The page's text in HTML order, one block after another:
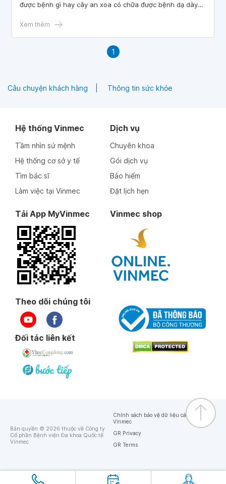
được bệnh gì hay cây an xoa có chữa được bệnh dạ dày
có công dụng gì.
Xem thêm
1
Câu chuyện khách hàng Thông tin sức khỏe
Hệ thống Vinmec
Tầm nhìn sứ mệnh
Hệ thống cơ sở y tế
Tìm bác sĩ
Làm việc tại Vinmec
Dịch vụ
Chuyên khoa
Gói dịch vụ
Bảo hiểm
Đặt lịch hẹn
Tải App MyVinmec Vinmec shop
Theo dõi chúng tôi
Đối tác liên kết
Bản quyền © 2026 thuộc về Công ty
Cổ phần Bệnh viện Đa khoa Quốc tế
Vinmec
Chính sách bảo vệ dữ liệu cá nhân của
Vinmec
GR Privacy
GR Terms